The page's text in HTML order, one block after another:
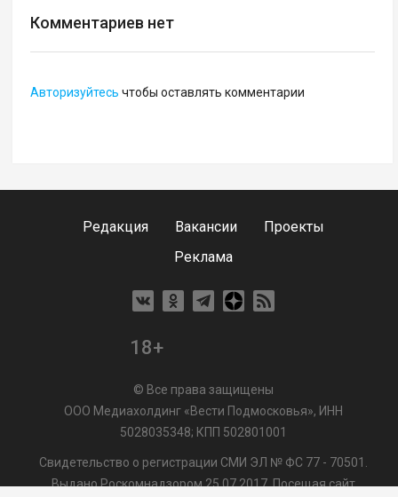
Комментариев нет
Авторизуйтесь чтобы оставлять комментарии
Редакция Вакансии
Проекты
Реклама
18+
© Все права защищены
ООО Медиахолдинг «Вести Подмосковья», ИНН
5028035348; КПП 502801001
Свидетельство о регистрации СМИ ЭЛ № ФС 77 - 70501.
Выдано Роскомнадзором 25.07.2017. Посещая сайт